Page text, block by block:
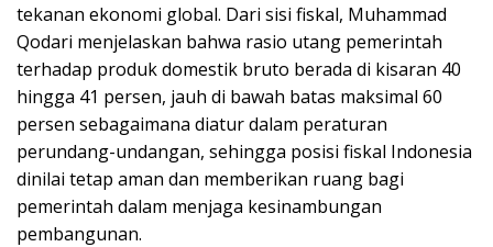
tekanan ekonomi global. Dari sisi fiskal, Muhammad
Qodari menjelaskan bahwa rasio utang pemerintah
terhadap produk domestik bruto berada di kisaran 40
hingga 41 persen, jauh di bawah batas maksimal 60
persen sebagaimana diatur dalam peraturan
perundang-undangan, sehingga posisi fiskal Indonesia
dinilai tetap aman dan memberikan ruang bagi
pemerintah dalam menjaga kesinambungan
pembangunan.